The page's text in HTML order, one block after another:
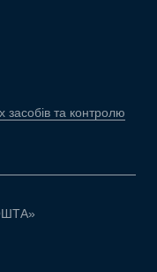
засобів та контролю